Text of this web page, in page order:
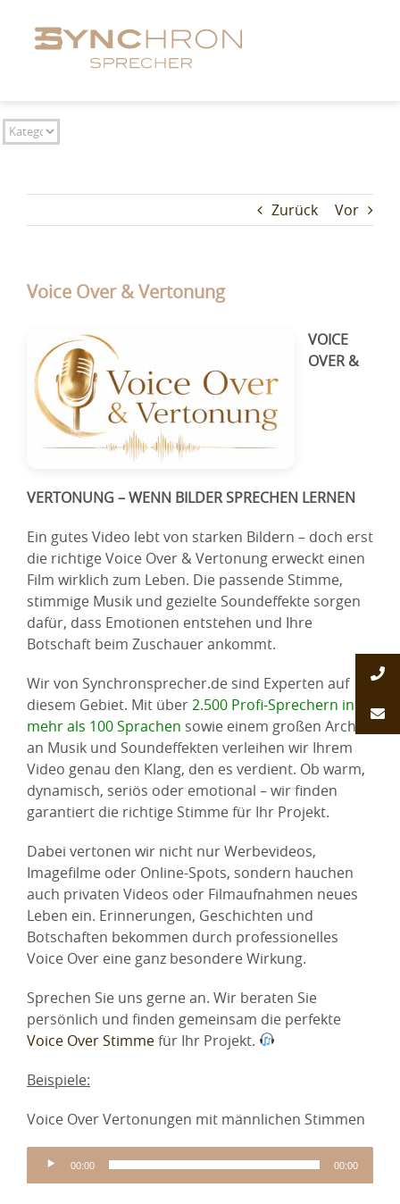
Inhalt
springen
Zurück Vor
Voice Over & Vertonung
VOICE
OVER &
VERTONUNG – WENN BILDER SPRECHEN LERNEN
Ein gutes Video lebt von starken Bildern – doch erst
die richtige Voice Over & Vertonung erweckt einen
Film wirklich zum Leben. Die passende Stimme,
stimmige Musik und gezielte Soundeffekte sorgen
dafür, dass Emotionen entstehen und Ihre
Botschaft beim Zuschauer ankommt.
Wir von Synchronsprecher.de sind Experten auf
diesem Gebiet. Mit über2.500 Profi-Sprechern in
mehr als 100 Sprachen sowie einem großen Archiv
an Musik und Soundeffekten verleihen wir Ihrem
Video genau den Klang, den es verdient. Ob warm,
dynamisch, seriös oder emotional – wir finden
garantiert die richtige Stimme für Ihr Projekt.
Dabei vertonen wir nicht nur Werbevideos,
Imagefilme oder Online-Spots, sondern hauchen
auch privaten Videos oder Filmaufnahmen neues
Leben ein. Erinnerungen, Geschichten und
Botschaften bekommen durch professionelles
Voice Over eine ganz besondere Wirkung.
Sprechen Sie uns gerne an. Wir beraten Sie
persönlich und finden gemeinsam die perfekte
Voice Over Stimmefür Ihr Projekt.
Beispiele:
Voice Over Vertonungen mit männlichen Stimmen
Audio-
Player
00:00 00:00